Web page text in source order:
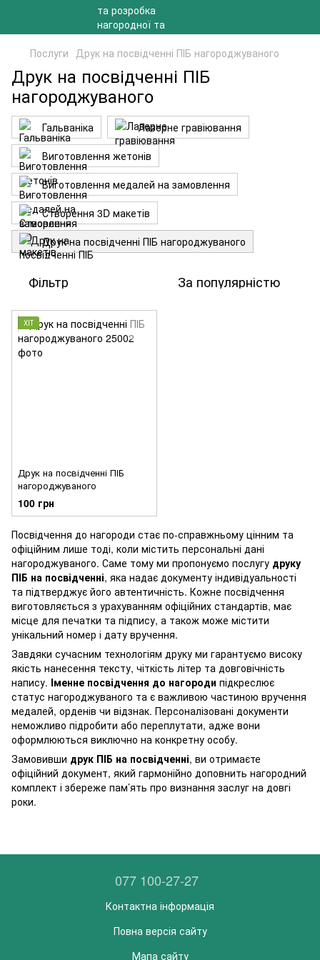
Послуги Друк на посвідченні ПІБ нагороджуваного
Друк на посвідченні ПІБ
нагороджуваного
Гальваніка
Лазерне гравіювання
Виготовлення жетонів
Виготовлення медалей на замовлення
Створення 3D макетів
Друк на посвідченні ПІБ нагороджуваного
Фільтр За популярністю
ХІТ
Друк на посвідченні ПІБ
нагороджуваного
100 грн
Посвідчення до нагороди стає по-справжньому цінним та
офіційним лише тоді, коли містить персональні дані
нагороджуваного. Саме тому ми пропонуємо послугу друку
ПІБ на посвідченні, яка надає документу індивідуальності
та підтверджує його автентичність. Кожне посвідчення
виготовляється з урахуванням офіційних стандартів, має
місце для печатки та підпису, а також може містити
унікальний номер і дату вручення.
Завдяки сучасним технологіям друку ми гарантуємо високу
якість нанесення тексту, чіткість літер та довговічність
напису. Іменне посвідчення до нагороди підкреслює
статус нагороджуваного та є важливою частиною вручення
медалей, орденів чи відзнак. Персоналізовані документи
неможливо підробити або переплутати, адже вони
оформлюються виключно на конкретну особу.
Замовивши друк ПІБ на посвідченні, ви отримаєте
офіційний документ, який гармонійно доповнить нагородний
комплект і збереже пам’ять про визнання заслуг на довгі
роки.
077 100-27-27
Контактна інформація
Повна версія сайту
Мапа сайту